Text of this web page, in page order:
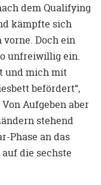
dem Qualifying
kämpfte sich
Doch ein
unfreiwillig ein.
und mich mit
befördert“,
Aufgeben aber
stehend
Phase an das
die sechste